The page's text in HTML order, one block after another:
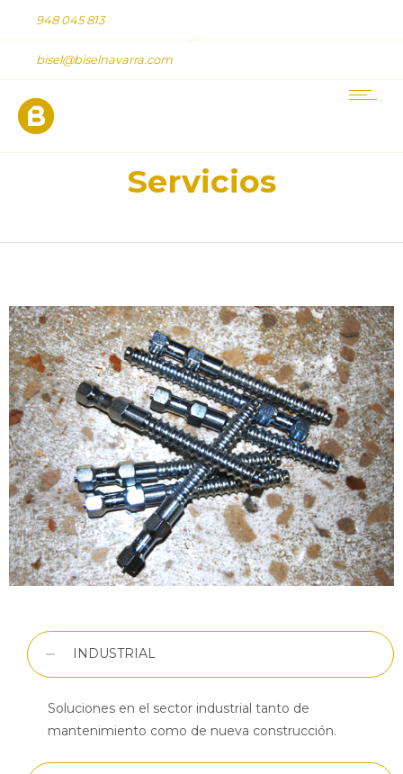
948 045 813
bisel@biselnavarra.com
Servicios
INDUSTRIAL
Soluciones en el sector industrial tanto de
mantenimiento como de nueva construcción.